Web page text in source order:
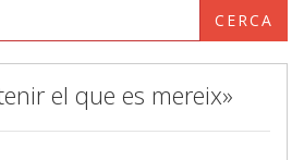
CERCA
el que es mereix»